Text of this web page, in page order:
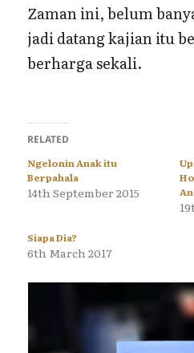
Zaman ini, belum
jadi datang kajian itu
berharga sekali.
RELATED
Ngelonin Anak itu
Berpahala
14th September 2015
Siapa Dia?
6th March 2017